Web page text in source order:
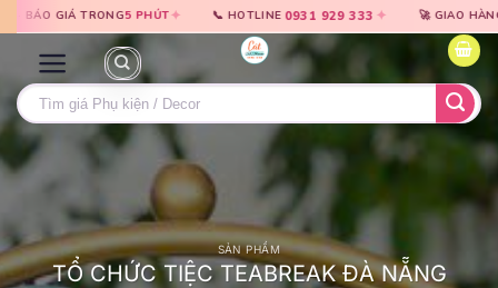
qua
dung
qua
dung
📞 HOTLINE0931 929 333 ✦ 🚀 GIAO HÀNG TOÀNĐÀ NẴNG· NHANH
Tìm
kiếm:
SẢN PHẨM
TỔ CHỨC TIỆC TEABREAK ĐÀ NẴNG